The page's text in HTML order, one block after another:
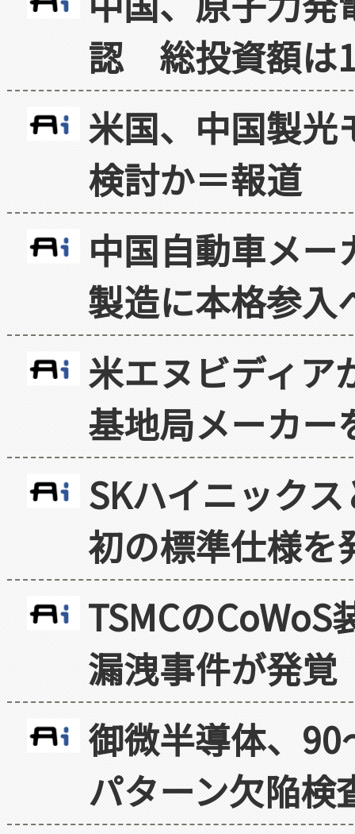
認 総投資額は
米国、中国製光
検討か＝報道
中国自動車メ
製造に本格参入
米エヌビディア
基地局メーカー
SKハイニック
初の標準仕様を
TSMCの
漏洩事件が発覚
御微半導体、
パターン欠陥検